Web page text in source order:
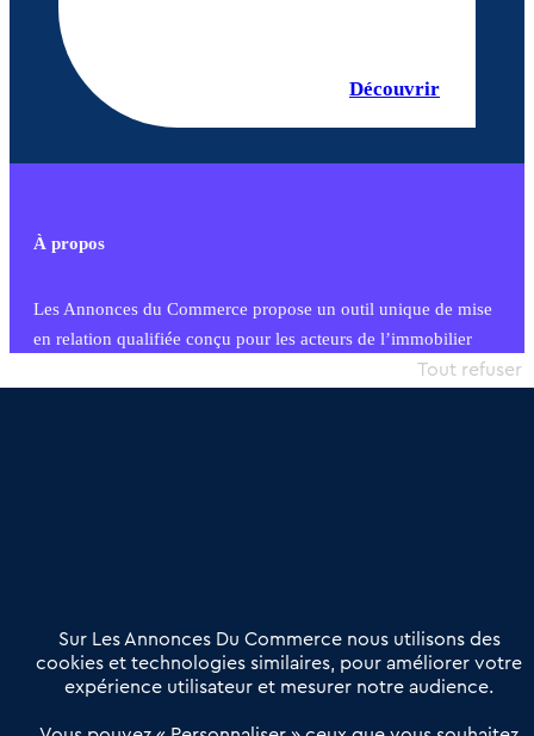
Découvrir
À propos
Les Annonces du Commerce propose un outil unique de mise
en relation qualifiée conçu pour les acteurs de l’immobilier
commercial et les collectivités territoriales, simple et intégrant
Offres Pro
Actualités
Qui sommes nous ?
Derniers articles
Sur Les Annonces Du Commerce nous utilisons des
cookies et technologies similaires, pour améliorer votre
expérience utilisateur et mesurer notre audience.
Tout refuser